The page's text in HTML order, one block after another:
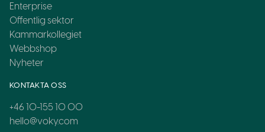
Enterprise
Offentlig sektor
Kammarkollegiet
Webbshop
Nyheter
KONTAKTA OSS
+46 10-155 10 00
hello@voky.com